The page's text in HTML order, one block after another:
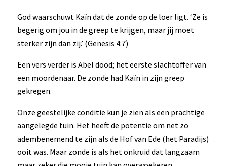
God waarschuwt Kaïn dat de zonde op de loer ligt. ‘Ze is
begerig om jou in de greep te krijgen, maar jij moet
sterker zijn dan zij.’ (Genesis 4:7)
Een vers verder is Abel dood; het eerste slachtoffer van
een moordenaar. De zonde had Kaïn in zijn greep
gekregen.
Onze geestelijke conditie kun je zien als een prachtige
aangelegde tuin. Het heeft de potentie om net zo
adembenemend te zijn als de Hof van Ede (het Paradijs)
ooit was. Maar zonde is als het onkruid dat langzaam